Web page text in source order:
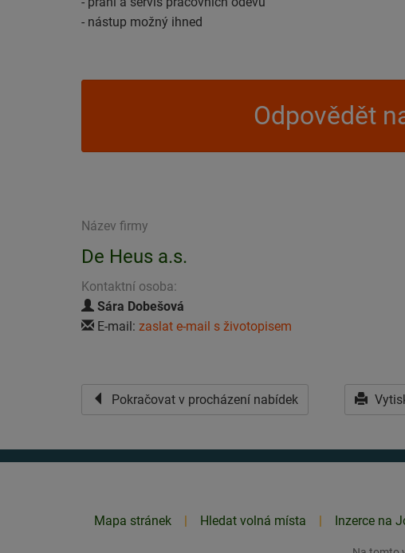
- nástup možný ihned
Odpovědět
Název firmy
De Heus a.s.
Kontaktní osoba:
Sára Dobešová
E-mail: zaslat e-mail s životopisem
Pokračovat v procházení nabídek
Mapa stránek Hledat volná místa Inzerce na